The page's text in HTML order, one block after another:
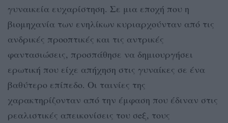
γυναικεία ευχαρίστηση. Σε μια εποχή που η
βιομηχανία των ενηλίκων κυριαρχούνταν από τις
ανδρικές προοπτικές και τις αντρικές
φαντασιώσεις, προσπάθησε να δημιουργήσει
ερωτική που είχε απήχηση στις γυναίκες σε ένα
βαθύτερο επίπεδο. Οι ταινίες της
χαρακτηρίζονταν από την έμφαση που έδιναν στις
ρεαλιστικές απεικονίσεις του σeξ, τους